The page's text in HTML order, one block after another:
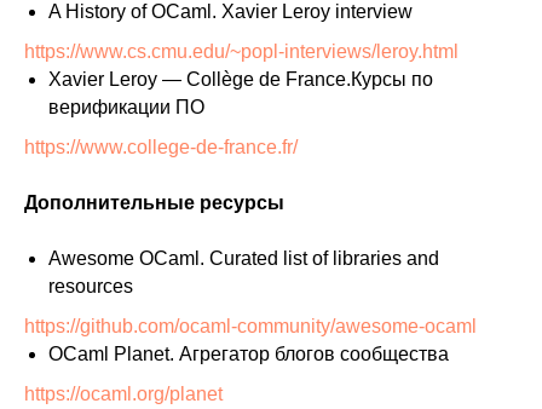
A History of OCaml. Xavier Leroy interview
https://www.cs.cmu.edu/~popl-interviews/leroy.html
Xavier Leroy — Collège de France.Курсы по
верификации ПО
https://www.college-de-france.fr/
Дополнительные ресурсы
Awesome OCaml. Curated list of libraries and
resources
https://github.com/ocaml-community/awesome-ocaml
OCaml Planet. Агрегатор блогов сообщества
https://ocaml.org/planet